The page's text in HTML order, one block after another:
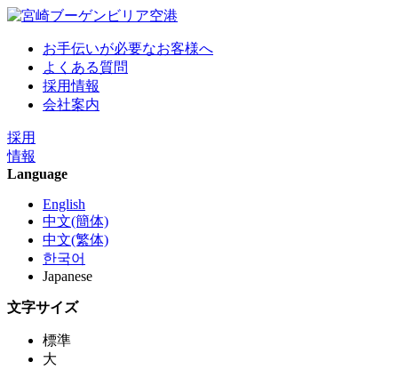
お手伝いが必要なお客様へ
よくある質問
採用情報
会社案内
採用
情報
Language
English
中文(簡体)
中文(繁体)
한국어
Japanese
文字サイズ
標準
大